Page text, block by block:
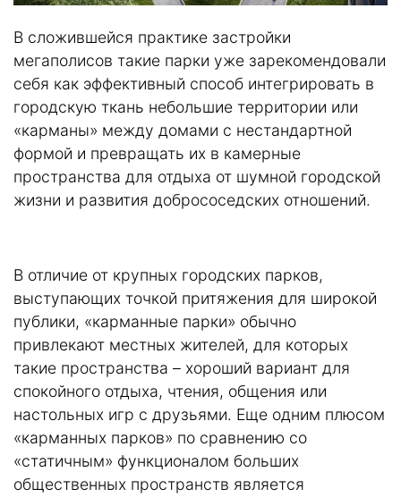
В сложившейся практике застройки
мегаполисов такие парки уже зарекомендовали
себя как эффективный способ интегрировать в
городскую ткань небольшие территории или
«карманы» между домами с нестандартной
формой и превращать их в камерные
пространства для отдыха от шумной городской
жизни и развития добрососедских отношений.
В отличие от крупных городских парков,
выступающих точкой притяжения для широкой
публики, «карманные парки» обычно
привлекают местных жителей, для которых
такие пространства – хороший вариант для
спокойного отдыха, чтения, общения или
настольных игр с друзьями. Еще одним плюсом
«карманных парков» по сравнению со
«статичным» функционалом больших
общественных пространств является